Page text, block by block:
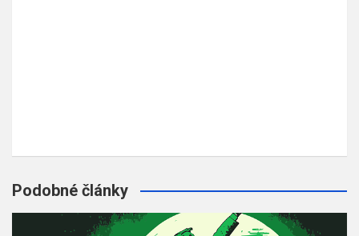
Podobné články